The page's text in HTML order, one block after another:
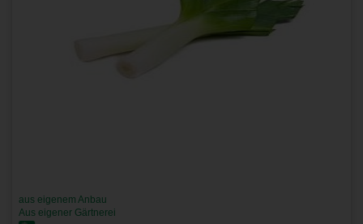
aus eigenem Anbau
Aus eigener Gärtnerei